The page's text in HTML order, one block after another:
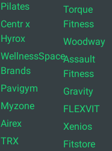
Pilates
Centr x
Hyrox
WellnessSpace
Brands
Pavigym
Myzone
Airex
TRX
Torque
Fitness
Woodway
Assault
Fitness
Gravity
FLEXVIT
Xenios
Fitstore